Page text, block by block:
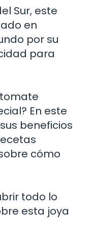
Sur, este
en
por su
para
En este
beneficios
cómo
todo lo
esta joya